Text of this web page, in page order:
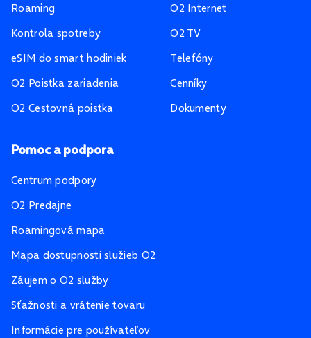
Roaming
Kontrola spotreby
eSIM do smart hodiniek
O2 Poistka zariadenia
O2 Cestovná poistka
O2 Internet
O2 TV
Telefóny
Cenníky
Dokumenty
Pomoc a podpora
Centrum podpory
O2 Predajne
Roamingová mapa
Mapa dostupnosti služieb O2
Záujem o O2 služby
Sťažnosti a vrátenie tovaru
Informácie pre používateľov